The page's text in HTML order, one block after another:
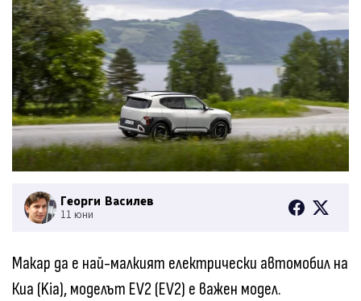
Георги Василев
11 юни
Макар да е най-малкият електрически автомобил на
Киа (Kia), моделът EV2 (EV2) е важен модел.